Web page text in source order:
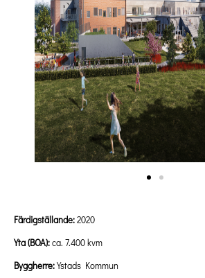
Färdigställande:2020
Yta (BOA):ca. 7.400 kvm
Byggherre:Ystads Kommun